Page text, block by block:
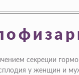
секреции
у женщин и